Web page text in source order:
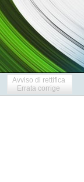
Avviso di rettifica
Errata corrige